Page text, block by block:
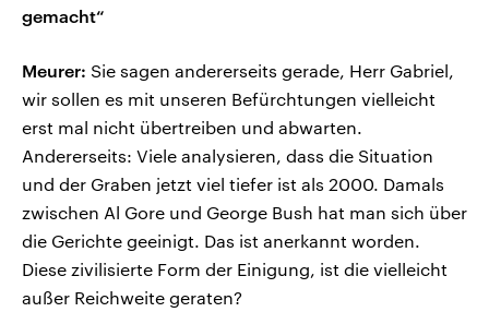
gemacht“
Meurer: Sie sagen andererseits gerade, Herr Gabriel,
wir sollen es mit unseren Befürchtungen vielleicht
erst mal nicht übertreiben und abwarten.
Andererseits: Viele analysieren, dass die Situation
und der Graben jetzt viel tiefer ist als 2000. Damals
zwischen Al Gore und George Bush hat man sich über
die Gerichte geeinigt. Das ist anerkannt worden.
Diese zivilisierte Form der Einigung, ist die vielleicht
außer Reichweite geraten?